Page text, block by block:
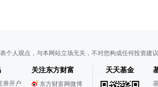
个人观点，与本网站立场无关，不对您构成任何投资
券开户
关注东方财富
东方财富网微博
天天基金